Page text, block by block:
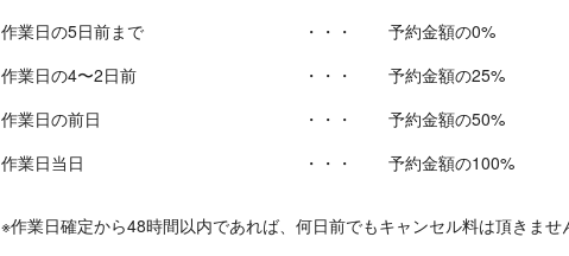
作業日の5日前まで ・・・
予約金額の0%
作業日の4〜2日前
・・・
予約金額の25%
作業日の前日
・・・
予約金額の50%
作業日当日
・・・ 予約金額の100%
※作業日確定から48時間以内であれば、何日前でもキャンセル料は頂きませ